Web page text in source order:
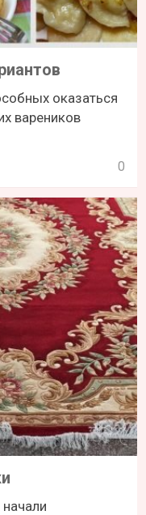
оказаться
вареников
0